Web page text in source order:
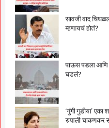
सावजी वाद
म्हणायचं होतं?
पाऊस पडला आणि
घडलं?
‘गुंगी गुडीया’ एका
रुपाली चाकणकर